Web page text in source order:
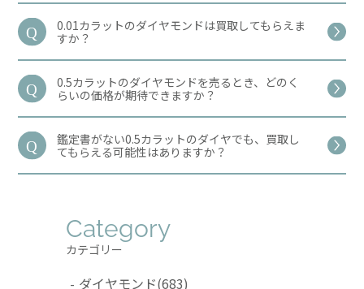
0.01カラットのダイヤモンドは買取してもらえま
すか？
0.5カラットのダイヤモンドを売るとき、どのく
らいの価格が期待できますか？
鑑定書がない0.5カラットのダイヤでも、買取し
てもらえる可能性はありますか？
Category
カテゴリー
ダイヤモンド(683)